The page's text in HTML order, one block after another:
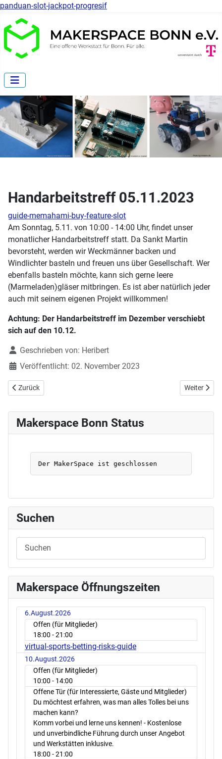
panduan-slot-jackpot-progresif
Handarbeitstreff 05.11.2023
guide-memahami-buy-feature-slot
Am Sonntag, 5.11. von 10:00 - 14:00 Uhr, findet unser
monatlicher Handarbeitstreff statt. Da Sankt Martin
bevorsteht, werden wir Weckmänner backen und
Windlichter basteln und freuen uns über Gesellschaft. Wer
ebenfalls basteln möchte, kann sich gerne leere
(Marmeladen)gläser mitbringen. Es ist aber natürlich jeder
auch mit seinem eigenen Projekt willkommen!
Achtung: Der Handarbeitstreff im Dezember verschiebt
sich auf den 10.12.
DetailsGeschrieben von: Heribert
Veröffentlicht: 02. November 2023
Vorheriger Beitrag: Workshop Demystifizierung Elektronik am 20.-
Zurück Nächster
Weiter
Makerspace Bonn Status
Suchen
Makerspace Öffnungszeiten
6.August.2026
Offen (für Mitglieder)
18:00 - 21:00
virtual-sports-betting-risks-guide
10.August.2026
Offen (für Mitglieder)
10:00 - 14:00
Offene Tür (für Interessierte, Gäste und Mitglieder)
Du möchtest erfahren, was man alles Tolles bei uns
machen kann?
Komm vorbei und lerne uns kennen! - Kostenlose
und unverbindliche Führung durch unser Angebot
und Werkstätten inklusive.
18:00 - 21:00